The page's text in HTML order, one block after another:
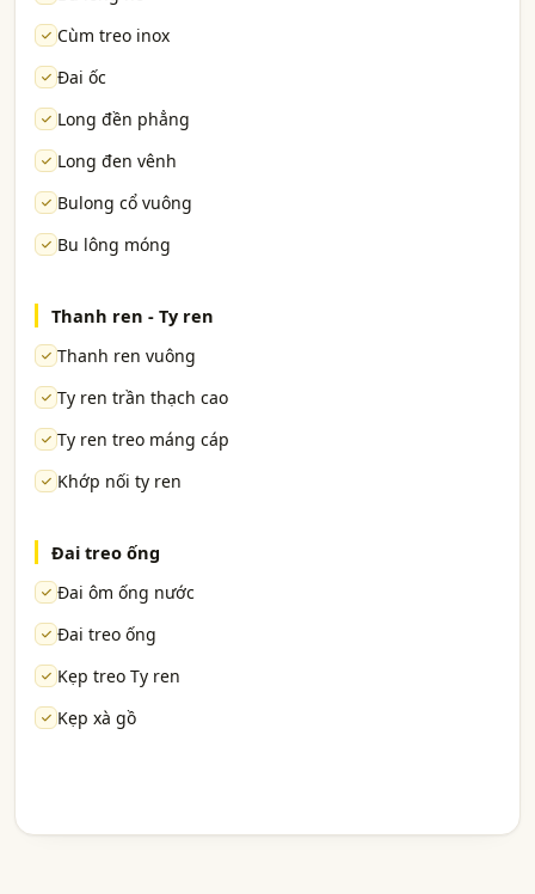
Cùm treo inox
Đai ốc
Long đền phẳng
Long đen vênh
Bulong cổ vuông
Bu lông móng
Thanh ren - Ty ren
Thanh ren vuông
Ty ren trần thạch cao
Ty ren treo máng cáp
Khớp nối ty ren
Đai treo ống
Đai ôm ống nước
Đai treo ống
Kẹp treo Ty ren
Kẹp xà gồ